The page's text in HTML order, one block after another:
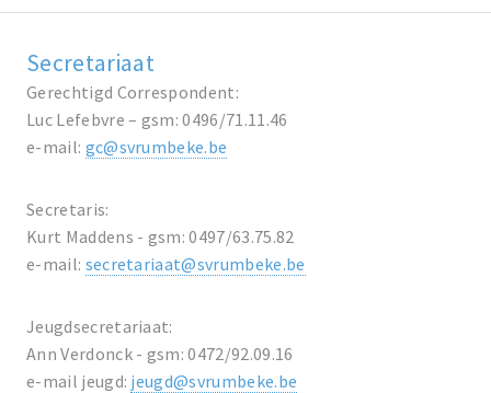
Secretariaat
Gerechtigd Correspondent:
Luc Lefebvre – gsm: 0496/71.11.46
e-mail: gc@svrumbeke.be
Secretaris:
Kurt Maddens - gsm: 0497/63.75.82
e-mail: secretariaat@svrumbeke.be
Jeugdsecretariaat:
Ann Verdonck - gsm: 0472/92.09.16
e-mail jeugd: jeugd@svrumbeke.be